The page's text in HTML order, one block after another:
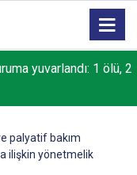
Su
palyatif bakım
ilişkin yönetmelik